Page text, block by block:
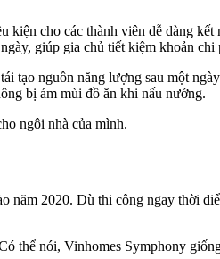
cho các thành viên dễ dàng
giúp gia chủ tiết kiệm khoản
tạo nguồn năng lượng sau một
bị ám mùi đồ ăn khi nấu nướng.
ngôi nhà của mình.
2020. Dù thi công ngay thời
thể nói, Vinhomes Symphony